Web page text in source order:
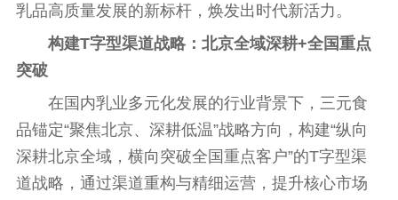
乳品高质量发展的新标杆，焕发出时代新活力。
构建T字型渠道战略：北京全域深耕+全国重点
突破
在国内乳业多元化发展的行业背景下，三元食
品锚定“聚焦北京、深耕低温”战略方向，构建“纵向
深耕北京全域，横向突破全国重点客户”的T字型渠
道战略，通过渠道重构与精细运营，提升核心市场